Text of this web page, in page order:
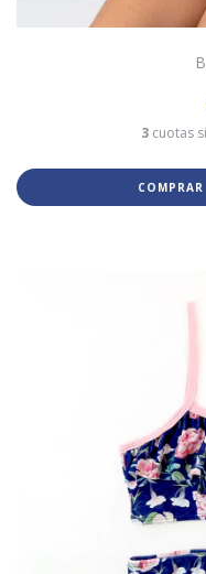
3 cuotas
COMPRAR